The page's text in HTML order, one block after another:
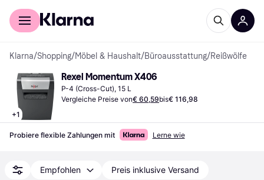
Für Shopper
Klarna/Shopping/Möbel & Haushalt/Büroausstattung/Reißwölfe
+1
Rexel Momentum X406
P-4 (Cross-Cut), 15 L
Vergleiche Preise von€ 60,59bis€ 116,98
Probiere flexible Zahlungen mit Lerne wie
Empfohlen Preis inklusive Versand